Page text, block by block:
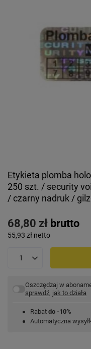
Etykieta plomba
250 szt. / security
/ czarny nadruk /
68,80 zł brutto
55,93 zł netto
Oszczędzaj w
sprawdź, jak to działa
Rabat do -10%
Automatyczna